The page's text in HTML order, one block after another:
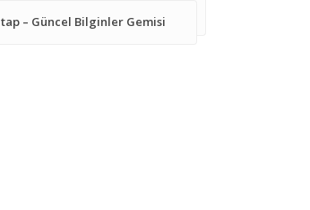
– Güncel Bilginler Gemisi